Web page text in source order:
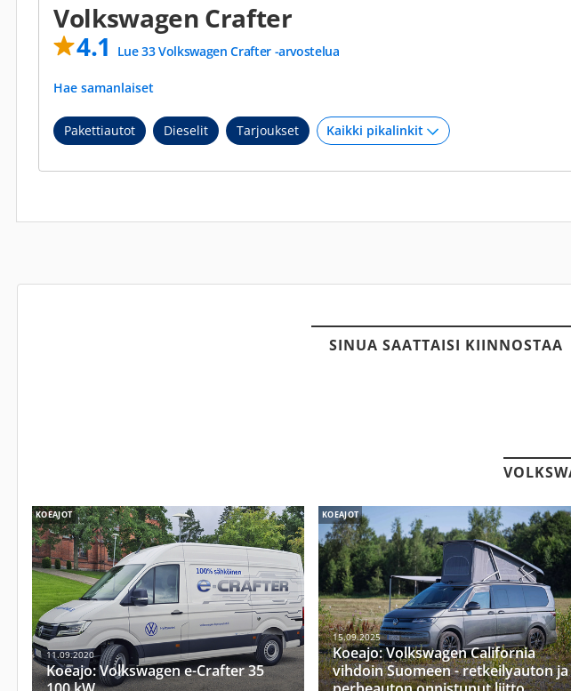
Volkswagen Crafter
4.1
Lue 33 Volkswagen Crafter -arvostelua
Hae samanlaiset
Pakettiautot Dieselit Tarjoukset
SINUA SAATTAISI KIINNOSTAA
KOEAJOT
11.09.2020
Koeajo: Volkswagen e-Crafter 35
KOEAJOT
15.09.2025
Koeajo: Volkswagen California
vihdoin Suomeen - retkeilyauton ja